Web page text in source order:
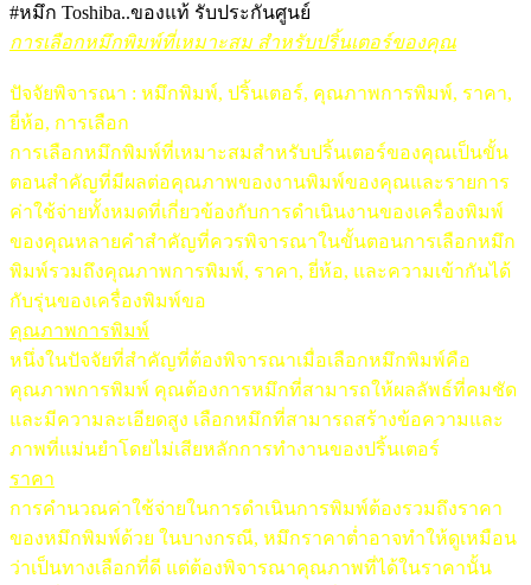
#หมึก Toshiba..ของแท้ รับประกันศูนย์
การเลือกหมึกพิมพ์ที่เหมาะสม สำหรับปริ้นเตอร์ของคุณ
ปัจจัยพิจารณา : หมึกพิมพ์, ปริ้นเตอร์, คุณภาพการพิมพ์, ราคา,
ยี่ห้อ, การเลือก
การเลือกหมึกพิมพ์ที่เหมาะสมสำหรับปริ้นเตอร์ของคุณเป็นขั้น
ตอนสำคัญที่มีผลต่อคุณภาพของงานพิมพ์ของคุณและรายการ
ค่าใช้จ่ายทั้งหมดที่เกี่ยวข้องกับการดำเนินงานของเครื่องพิมพ์
ของคุณหลายคำสำคัญที่ควรพิจารณาในขั้นตอนการเลือกหมึก
พิมพ์รวมถึงคุณภาพการพิมพ์, ราคา, ยี่ห้อ, และความเข้ากันได้
กับรุ่นของเครื่องพิมพ์ขอ
คุณภาพการพิมพ์
หนึ่งในปัจจัยที่สำคัญที่ต้องพิจารณาเมื่อเลือกหมึกพิมพ์คือ
คุณภาพการพิมพ์ คุณต้องการหมึกที่สามารถให้ผลลัพธ์ที่คมชัด
และมีความละเอียดสูง เลือกหมึกที่สามารถสร้างข้อความและ
ภาพที่แม่นยำโดยไม่เสียหลักการทำงานของปริ้นเตอร์
ราคา
การคำนวณค่าใช้จ่ายในการดำเนินการพิมพ์ต้องรวมถึงราคา
ของหมึกพิมพ์ด้วย ในบางกรณี, หมึกราคาต่ำอาจทำให้ดูเหมือน
ว่าเป็นทางเลือกที่ดี แต่ต้องพิจารณาคุณภาพที่ได้ในราคานั้น